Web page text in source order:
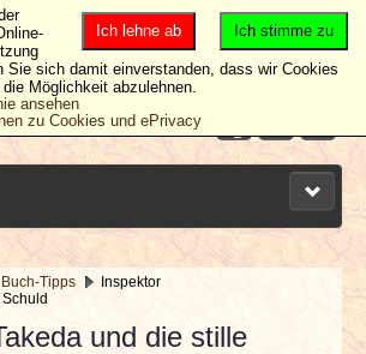
Buch-Tipps
Inspektor
und die stille
Ich stimme zu
Ich lehne ab
Sie sich damit einverstanden, dass wir Cookies
Möglichkeit abzulehnen.
ansehen
zu Cookies und ePrivacy